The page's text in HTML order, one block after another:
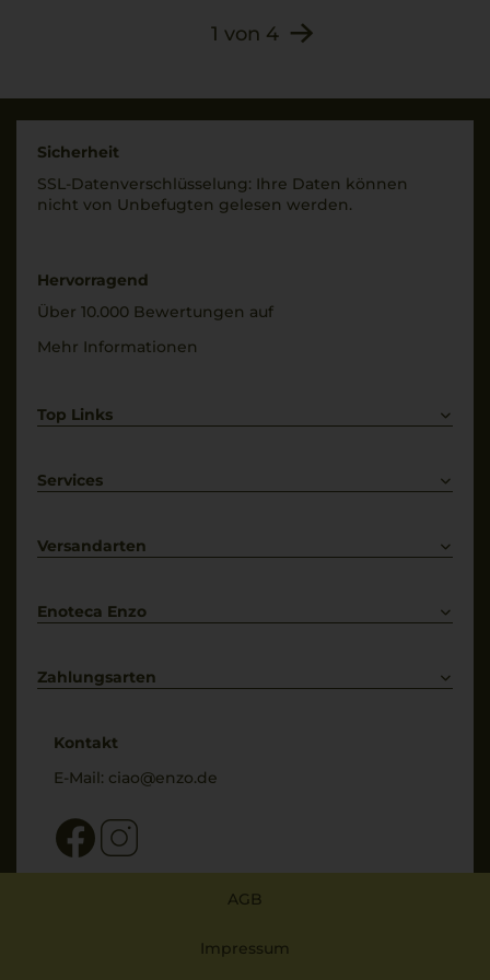
1 von 4
Sicherheit
SSL-Daten­verschlüs­selung: Ihre Daten können
nicht von Unbe­fugten gelesen werden.
Hervorragend
Über 10.000 Bewertungen auf
Mehr Informationen
Top Links
Weißwein
Services
Kontakt
Versandarten
Enoteca Enzo
Bewertungs-Richtlinien
Zahlungsarten
Kontakt
E-Mail: ciao@enzo.de
AGB
Impressum